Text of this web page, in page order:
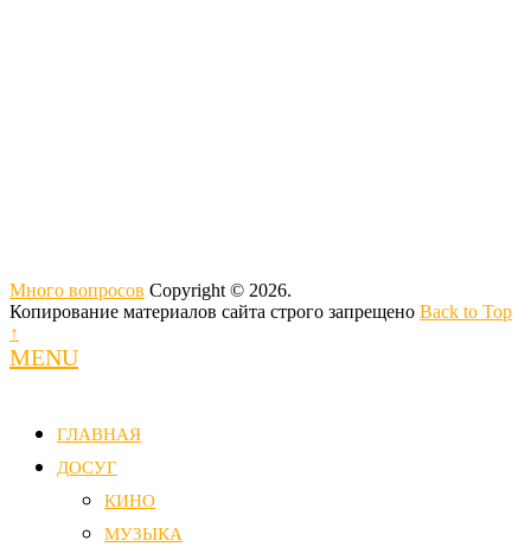
Много вопросов Copyright © 2026.
Копирование материалов сайта строго запрещено Back to Top
↑
MENU
ГЛАВНАЯ
ДОСУГ
КИНО
МУЗЫКА